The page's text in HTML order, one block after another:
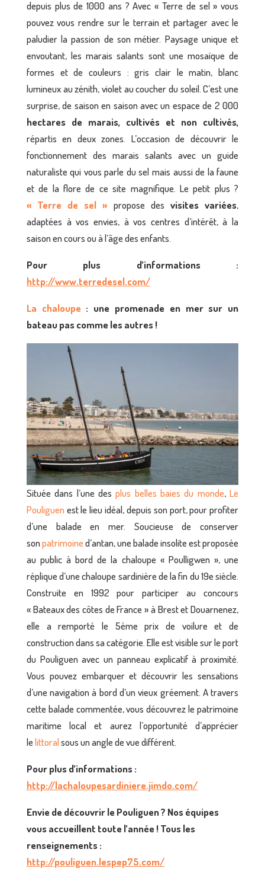
depuis plus de 1000 ans ? Avec « Terre de sel » vous
pouvez vous rendre sur le terrain et partager avec le
paludier la passion de son métier. Paysage unique et
envoutant, les marais salants sont une mosaïque de
formes et de couleurs : gris clair le matin, blanc
lumineux au zénith, violet au coucher du soleil. C’est une
surprise, de saison en saison avec un espace de 2 000
hectares de marais, cultivés et non cultivés,
répartis en deux zones. L’occasion de découvrir le
fonctionnement des marais salants avec un guide
naturaliste qui vous parle du sel mais aussi de la faune
et de la flore de ce site magnifique. Le petit plus ?
« Terre de sel » propose desvisites variées,
adaptées à vos envies, à vos centres d’intérêt, à la
saison en cours ou à l’âge des enfants.
Pour plus d’informations :
http://www.terredesel.com/
La chaloupe: une promenade en mer sur un
bateau pas comme les autres !
Située dans l’une desplus belles baies du monde,Le
Pouliguen est le lieu idéal, depuis son port, pour profiter
d’une balade en mer. Soucieuse de conserver
sonpatrimoined’antan, une balade insolite est proposée
au public à bord de la chaloupe « Poulligwen », une
réplique d’une chaloupe sardinière de la fin du 19e siècle.
Construite en 1992 pour participer au concours
« Bateaux des côtes de France » à Brest et Douarnenez,
elle a remporté le 5ème prix de voilure et de
construction dans sa catégorie. Elle est visible sur le port
du Pouliguen avec un panneau explicatif à proximité.
Vous pouvez embarquer et découvrir les sensations
d’une navigation à bord d’un vieux gréement. A travers
cette balade commentée, vous découvrez le patrimoine
maritime local et aurez l’opportunité d’apprécier
lelittoralsous un angle de vue différent.
Pour plus d’informations :
http://lachaloupesardiniere.jimdo.com/
Envie de découvrir le Pouliguen ? Nos équipes
vous accueillent toute l’année ! Tous les
renseignements :
http://pouliguen.lespep75.com/